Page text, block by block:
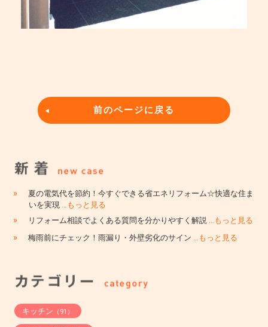
前のページに戻る
»
夏の電気代を節約！今すぐできる省エネリフォーム☆快適な住ま
いを実現 …もっと見る
» リフォーム相談でよくある質問を分かりやすく解説 …もっと見る
» 梅雨前にチェック！雨漏り・外壁劣化のサイン …もっと見る
キッチン （91）